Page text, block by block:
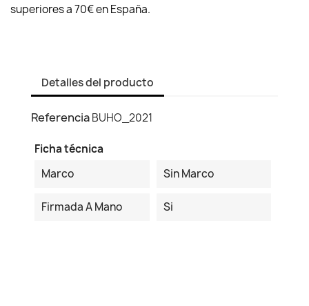
superiores a 70€ en España.
Detalles del producto
ReferenciaBUHO_2021
Ficha técnica
Marco
Sin Marco
Firmada A Mano Si